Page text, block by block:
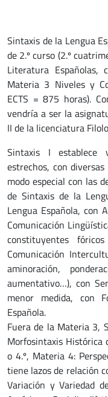
Sintaxis de la Lengua
de 2.º curso (2.º
Literatura
Materia 3 Niveles y
ECTS = 875 horas).
vendría a ser la
II de la licenciatura
Sintaxis I establece
estrechos, con
modo especial con las
de Sintaxis de la
Lengua Española, con
Comunicación
constituyentes
Comunicación
aminoración,
aumentativo…), con
menor medida, con
Española.
Fuera de la Materia 3,
Morfosintaxis Histórica
o 4.º, Materia 4:
tiene lazos de relación
Variación y Variedad